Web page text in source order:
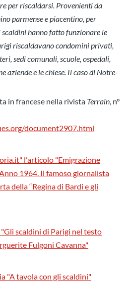
per riscaldarsi. Provenienti da
parmense e piacentino, per
hanno fatto funzionare le
riscaldavano condomini privati,
sedi comunali, scuole, ospedali,
aziende e le chiese. Il caso di Notre-
in francese nella rivista Terrain, n°
document2907.html
l'articolo "Emigrazione
1964. Il famoso giornalista
della “Regina di Bardi e gli
scaldini di Parigi nel testo
Fulgoni Cavanna"
"A tavola con gli scaldini"